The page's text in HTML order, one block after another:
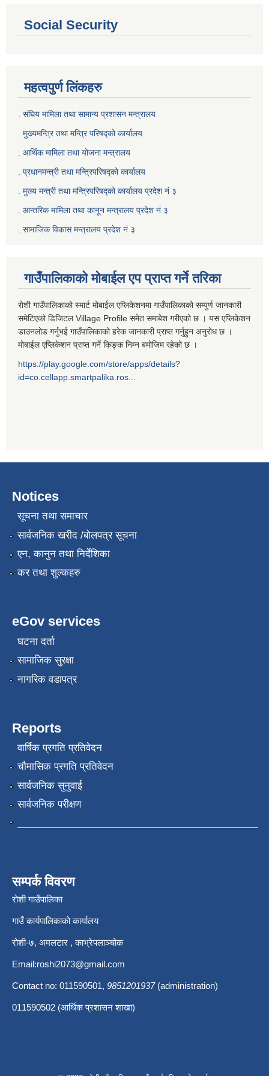
Social Security
महत्वपुर्ण लिंकहरु
. संघिय मामिला तथा सामान्य प्रशासन मन्त्रालय
. मुख्यमन्त्रि तथा मन्त्रि परिषद्को कार्यालय
. आर्थिक मामिला तथा योजना मन्त्रालय
. प्रधानमन्त्री तथा मन्त्रिपरिषद्को कार्यालय
मुख्य मन्त्री तथा मन्त्रिपरिषद्को कार्यालय प्रदेश नं ३
आन्तरिक मामिला तथा कानून मन्त्रालय प्रदेश नं ३
सामाजिक विकास मन्त्रालय प्रदेश नं ३
गाउँपालिकाको मोबाईल एप प्राप्त गर्ने तरिका
रोशी गाउँपालिकाको स्मार्ट मोबाईल एप्लिकेशनमा गाउँपालिकाको सम्पुर्ण जानकारी
समेटिएको डिजिटल Village Profile समेत समाबेश गरीएको छ । यस एप्लिकेशन
डाउनलोड गर्नुभई गाउँपालिकाको हरेक जानकारी प्राप्त गर्नुहुन अनुरोध छ ।
मोबाईल एप्लिकेशन प्राप्त गर्ने किङ्क निम्न बमोजिम रहेको छ ।
https://play.google.com/store/apps/details?
id=co.cellapp.smartpalika.ros...
Notices
सूचना तथा समाचार
सार्वजनिक खरीद /बोलपत्र सूचना
एन, कानुन तथा निर्देशिका
कर तथा शुल्कहरु
eGov services
घटना दर्ता
सामाजिक सुरक्षा
नागरिक वडापत्र
Reports
वार्षिक प्रगति प्रतिवेदन
चौमासिक प्रगति प्रतिवेदन
सार्वजनिक सुनुवाई
सार्वजनिक परीक्षण
सम्पर्क विवरण
रोशी गाउँपालिका
गाउँ कार्यपालिकाको कार्यालय
रोशी-७, अमलटार , काभ्रेपलाञ्चोक
Email:roshi2073@gmail.com
Contact no: 011590501, 9851201937(administration)
011590502 (आर्थिक प्रशासन शाखा)